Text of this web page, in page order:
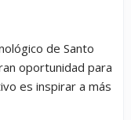
de Santo
oportunidad para
es inspirar a más